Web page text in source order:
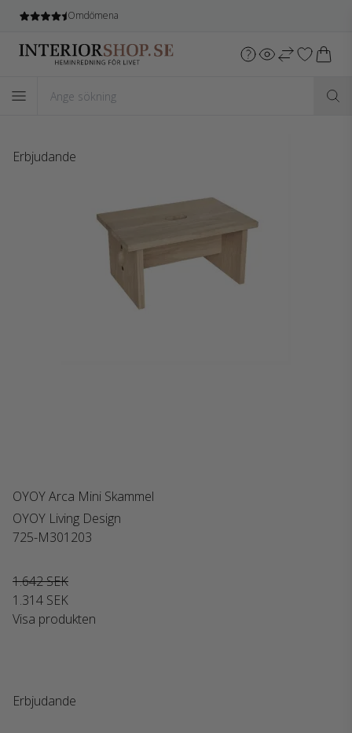
Omdömena
Erbjudande
OYOY Arca Mini Skammel
OYOY Living Design
725-M301203
1.642 SEK
1.314 SEK
Visa produkten
Erbjudande